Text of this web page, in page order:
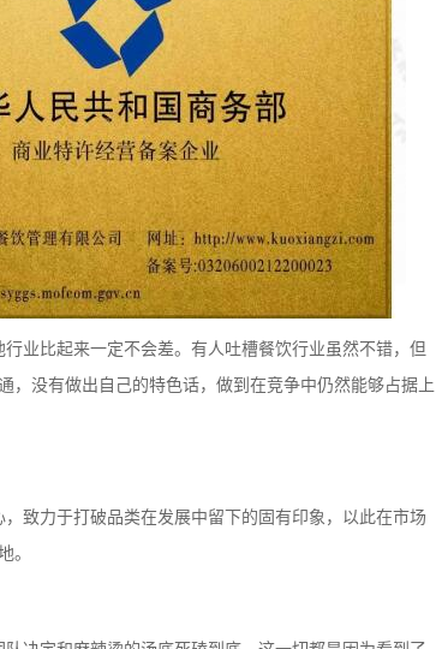
比起来一定不会差。有人吐槽餐饮行业虽然不错，但
，没有做出自己的特色话，做到在竞争中仍然能够占据上
力于打破品类在发展中留下的固有印象，以此在市场
。